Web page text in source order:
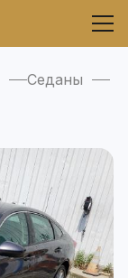
Седаны